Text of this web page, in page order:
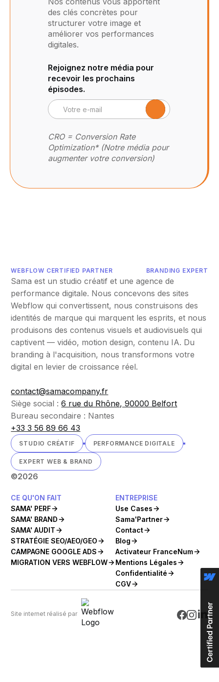
des clés concrètes pour
structurer votre image et
améliorer vos performances
digitales.
Rejoignez notre média pour
recevoir les prochains
épisodes.
CRO = Conversion Rate
Optimization* (Notre média pour
augmenter votre conversion)
WEBFLOW CERTIFIED PARTNER BRANDING EXPERT
Sama est un studio créatif et une agence de
performance digitale. Nous concevons des sites
Webflow qui convertissent, nous construisons des
identités de marque qui marquent les esprits, et nous
produisons des contenus visuels et audiovisuels qui
captivent — vidéo, motion design, contenu IA. Du
branding à l'acquisition, nous transformons votre
digital en levier de croissance réel.
contact@samacompany.fr
Siège social :6 rue du Rhône, 90000 Belfort
Bureau secondaire : Nantes
+33 3 56 89 66 43
STUDIO CRÉATIF PERFORMANCE DIGITALE
EXPERT WEB & BRAND
©2026
CE QU'ON FAIT
SAMA' PERF
SAMA' BRAND
SAMA' AUDIT
STRATÉGIE SEO/AEO/GEO
CAMPAGNE GOOGLE ADS
MIGRATION VERS WEBFLOW
ENTREPRISE
Use Cases
Sama'Partner
Contact
Blog
Activateur FranceNum
Mentions Légales
Confidentialité
CGV
Site internet réalisé par